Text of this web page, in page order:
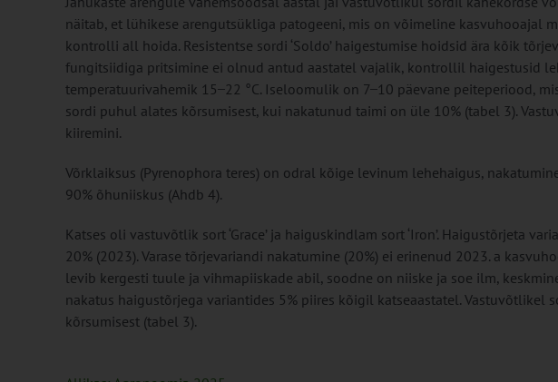
näitab, et lühikese arengutsükliga patogeeni, mis on võimeline kasvuhooajal
kontrolli all hoida. Resistentse sordi ‘Soldo’ haigestumise hoidsid ära kõik
fungitsiidiga pritsimine ei olnud antud aastatel vajalik, kontrollil haigestusid
temperatuurivahemik 15 ̶ 22 °C. Iseloomulik on 7 ̶ 10 päevane peiteperiood,
sordi puhul alates kõrsumisest, kui nakatunud taimi on üle 10% (tabel 3).
kiiremini.
Võrklaiksus (Pyrenophora teres) on odral kõige levinum lehehaigus,
90% õhuniiskus (Ahdb 4).
Katses oli vastuvõtlik sort ‘Grace’ ja haiguskindlam sort ‘Iron’. Haigustõrjeta
20% (2023). Varase tõrjevariandi nakatumine (20%) ei erinenud 2023. a
levib kergesti tuule ja vihmapiiskade abil, soodne on niiske ja soe ilm,
nakatus haigustõrjega variantides 5% piires kõigil katseaastatel.
kõrsumisest (tabel 3).